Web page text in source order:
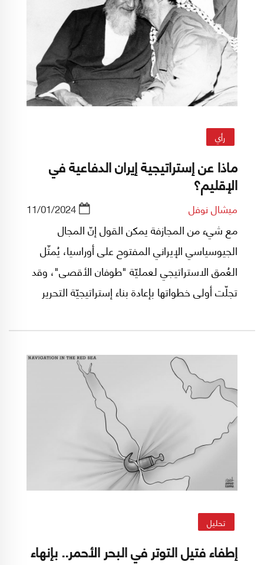
رأي
ماذا عن إستراتيجية إيران الدفاعية في
الإقليم؟
ميشال نوفل 11/01/2024
مع شيء من المجازفة يمكن القول إنّ المجال
الجيوسياسي الإيراني المفتوح على أوراسيا، يُمثّل
العُمق الاستراتيجي لعمليّة "طوفان الأقصى"، وقد
تجلّت أولى خطواتها بإعادة بناء إستراتيجيّة التحرير
وكشف الضعف القاتل للنظام الأمني الإسرائيلي.
ولنا الدليل في العلاقات الوثيقة لإيران مع حركات
المقاومة الفلسطينيّة، وما تقدّمه طهران لهذه
المقاومة من إسناد بالسلاح والمال والعتاد، فضلاً
عن حلول لتوسيع هامش الحركة وتجاوز الحصار
والموانع الإسرائيليّة والأميركيّة.
تحليل
إطفاء فتيل التوتر في البحر الأحمر.. بإنهاء